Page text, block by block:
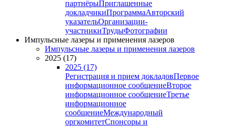
партнёрыПриглашенные
докладчикиПрограммаАвторский
указательОрганизации-
участникиТрудыФотографии
Импульсные лазеры и применения лазеров
Импульсные лазеры и применения лазеров
2025 (17)
2025 (17)
Регистрация и прием докладовПервое
информационное сообщениеВторое
информационное сообщениеТретье
информационное
сообщениеМеждународный
оргкомитетСпонсоры и